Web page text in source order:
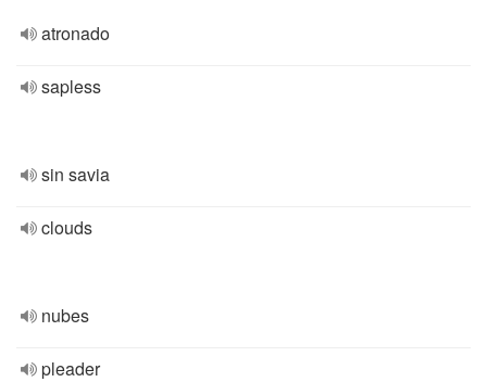
atronado
sapless
sin savia
clouds
nubes
pleader